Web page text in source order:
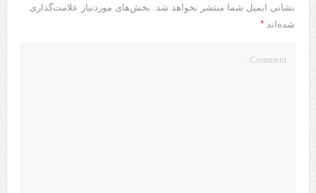
نشانی ایمیل شما منتشر نخواهد شد. بخش‌های موردنیاز علامت‌گذاری
شده‌اند *